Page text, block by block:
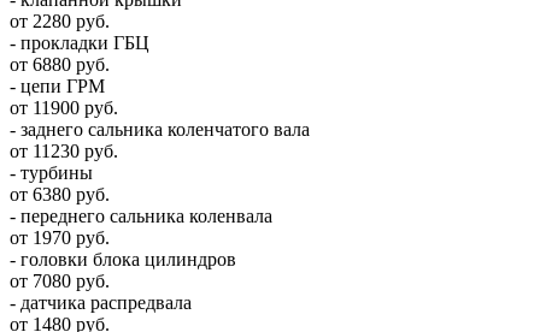
от 2280 руб.
- прокладки ГБЦ
от 6880 руб.
- цепи ГРМ
от 11900 руб.
- заднего сальника коленчатого вала
от 11230 руб.
- турбины
от 6380 руб.
- переднего сальника коленвала
от 1970 руб.
- головки блока цилиндров
от 7080 руб.
- датчика распредвала
от 1480 руб.